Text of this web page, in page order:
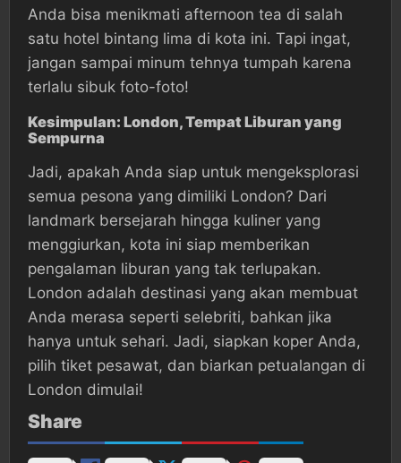
Anda bisa menikmati afternoon tea di salah
satu hotel bintang lima di kota ini. Tapi ingat,
jangan sampai minum tehnya tumpah karena
terlalu sibuk foto-foto!
Kesimpulan: London, Tempat Liburan yang
Sempurna
Jadi, apakah Anda siap untuk mengeksplorasi
semua pesona yang dimiliki London? Dari
landmark bersejarah hingga kuliner yang
menggiurkan, kota ini siap memberikan
pengalaman liburan yang tak terlupakan.
London adalah destinasi yang akan membuat
Anda merasa seperti selebriti, bahkan jika
hanya untuk sehari. Jadi, siapkan koper Anda,
pilih tiket pesawat, dan biarkan petualangan di
London dimulai!
Share